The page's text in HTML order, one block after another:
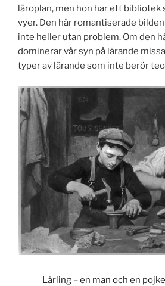
läroplan, men hon har ett bibliotek
vyer. Den här romantiserade
inte heller utan problem. Om den
dominerar vår syn på lärande
typer av lärande som inte berör
Lärling – en man och en